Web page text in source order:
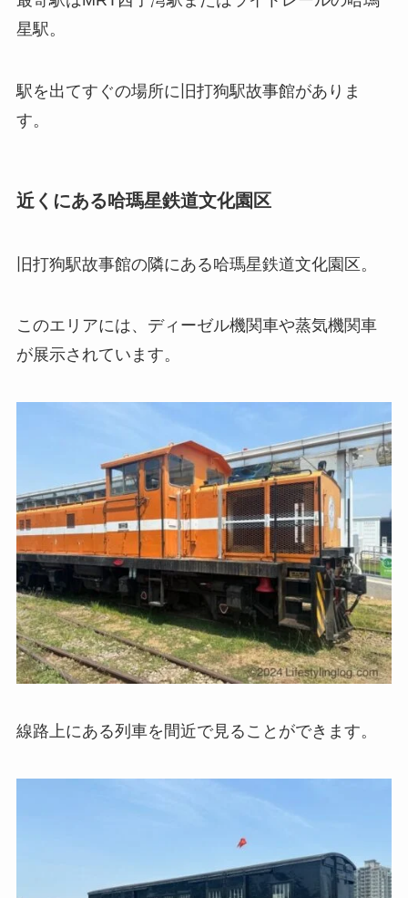
星駅。
駅を出てすぐの場所に旧打狗駅故事館がありま
す。
近くにある哈瑪星鉄道文化園区
旧打狗駅故事館の隣にある哈瑪星鉄道文化園区。
このエリアには、ディーゼル機関車や蒸気機関車
が展示されています。
線路上にある列車を間近で見ることができます。